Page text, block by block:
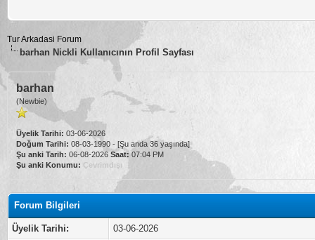
Tur Arkadasi Forum
barhan Nickli Kullanıcının Profil Sayfası
barhan
(Newbie)
Üyelik Tarihi: 03-06-2026
Doğum Tarihi: 08-03-1990 - [Şu anda 36 yaşında]
Şu anki Tarih: 06-08-2026Saat:07:04 PM
Şu anki Konumu: Çevrimdışı
Forum Bilgileri
Üyelik Tarihi:
03-06-2026